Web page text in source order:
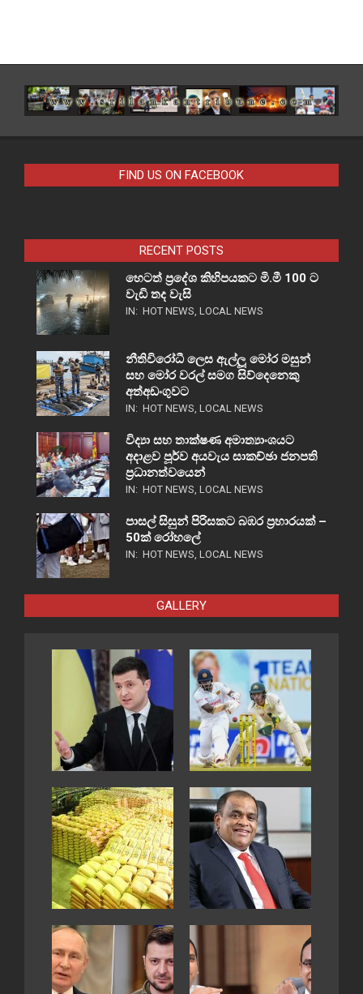
FIND US ON FACEBOOK
RECENT POSTS
හෙටත් ප්‍රදේශ කිහිපයකට මි.මී 100 ට
වැඩි තද වැසි
IN: HOT NEWS, LOCAL NEWS
නීතිවිරෝධී ලෙස ඇල්ලූ මෝර මසුන්
සහ මෝර වරල් සමග සිව්දෙනෙකු
අත්අඩංගුවට
IN: HOT NEWS, LOCAL NEWS
විද්‍යා සහ තාක්ෂණ අමාත්‍යාංශයට
අදාළව පූර්ව අයවැය සාකච්ඡා ජනපති
ප්‍රධානත්වයෙන්
IN: HOT NEWS, LOCAL NEWS
පාසල් සිසුන් පිරිසකට බඹර ප්‍රහාරයක් –
50ක් රෝහලේ
IN: HOT NEWS, LOCAL NEWS
GALLERY